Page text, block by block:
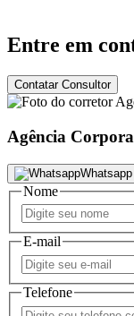
Entre em
Contatar Consultor
Agência
Whatsapp
Nome
E-mail
Telefone